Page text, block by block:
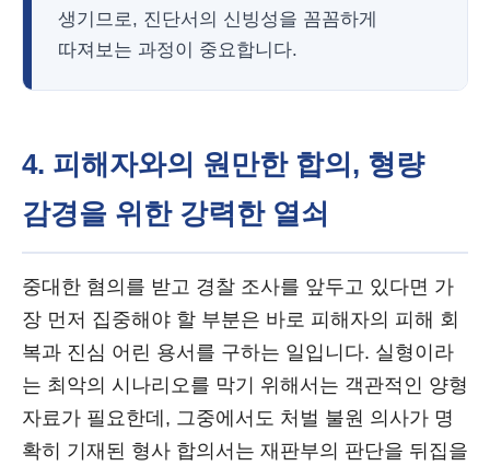
생기므로, 진단서의 신빙성을 꼼꼼하게
따져보는 과정이 중요합니다.
4. 피해자와의 원만한 합의, 형량
감경을 위한 강력한 열쇠
중대한 혐의를 받고 경찰 조사를 앞두고 있다면 가
장 먼저 집중해야 할 부분은 바로 피해자의 피해 회
복과 진심 어린 용서를 구하는 일입니다. 실형이라
는 최악의 시나리오를 막기 위해서는 객관적인 양형
자료가 필요한데, 그중에서도 처벌 불원 의사가 명
확히 기재된 형사 합의서는 재판부의 판단을 뒤집을